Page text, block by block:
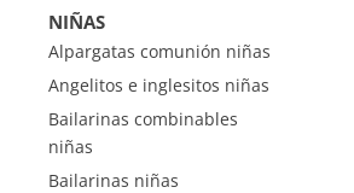
NIÑAS
Alpargatas comunión niñas
Angelitos e inglesitos niñas
Bailarinas combinables
niñas
Bailarinas niñas